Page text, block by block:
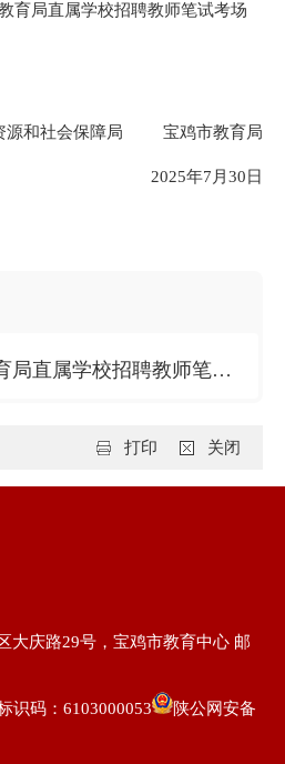
育局直属学校招聘教师笔试考场
源和社会保障局 宝鸡市教育局
2025年7月30日
2025年宝鸡市教育局直属学校招聘教师笔试考场安排表.pdf
关闭
打印
大庆路29号，宝鸡市教育中心 邮
识码：6103000053
陕公网安备